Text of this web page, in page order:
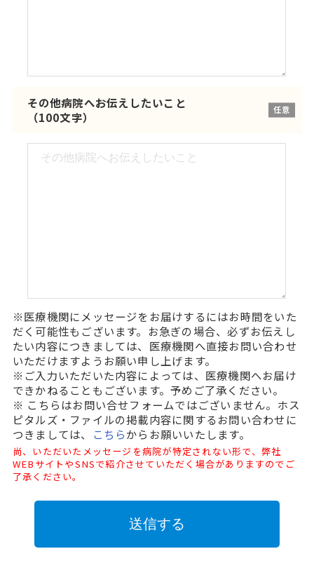
任意
その他病院へお伝えしたいこと
（100文字）
※医療機関にメッセージをお届けするにはお時間をいた
だく可能性もございます。お急ぎの場合、必ずお伝えし
たい内容につきましては、医療機関へ直接お問い合わせ
いただけますようお願い申し上げます。
※ご入力いただいた内容によっては、医療機関へお届け
できかねることもございます。予めご了承ください。
※ こちらはお問い合せフォームではございません。ホス
ピタルズ・ファイルの掲載内容に関するお問い合わせに
つきましては、
こちらからお願いいたします。
尚、いただいたメッセージを病院が特定されない形で、弊社
WEBサイトやSNSで紹介させていただく場合がありますのでご
了承ください。
送信する